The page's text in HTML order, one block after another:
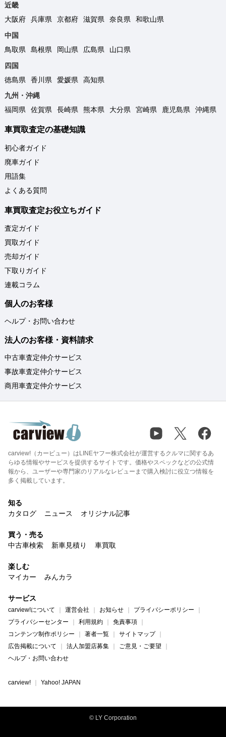
近畿
大阪府
兵庫県 京都府 滋賀県 奈良県
和歌山県
中国
鳥取県
島根県 岡山県 広島県
山口県
四国
徳島県
香川県 愛媛県
高知県
九州・沖縄
福岡県
佐賀県 長崎県 熊本県 大分県 宮崎県 鹿児島県 沖縄県
車買取査定の基礎知識
初心者ガイド
廃車ガイド
用語集
よくある質問
車買取査定お役立ちガイド
査定ガイド
買取ガイド
売却ガイド
下取りガイド
連載コラム
個人のお客様
ヘルプ・お問い合わせ
法人のお客様・資料請求
中古車査定仲介サービス
事故車査定仲介サービス
商用車査定仲介サービス
carview!（カービュー）はLINEヤフー株式会社が運営するクルマに関するあ
らゆる情報やサービスを提供するサイトです。価格やスペックなどの公式情
報から、ユーザーや専門家のリアルなレビューまで購入検討に役立つ情報を
多く掲載しています。
知る
カタログ
ニュース オリジナル記事
買う・売る
中古車検索
新車見積り 車買取
楽しむ
マイカー
みんカラ
サービス
carview!について 運営会社 お知らせ
プライバシーポリシー
プライバシーセンター
利用規約
免責事項
コンテンツ制作ポリシー
著者一覧
サイトマップ
広告掲載について
法人加盟店募集
ご意見・ご要望
ヘルプ・お問い合わせ
carview! Yahoo! JAPAN
© LY Corporation